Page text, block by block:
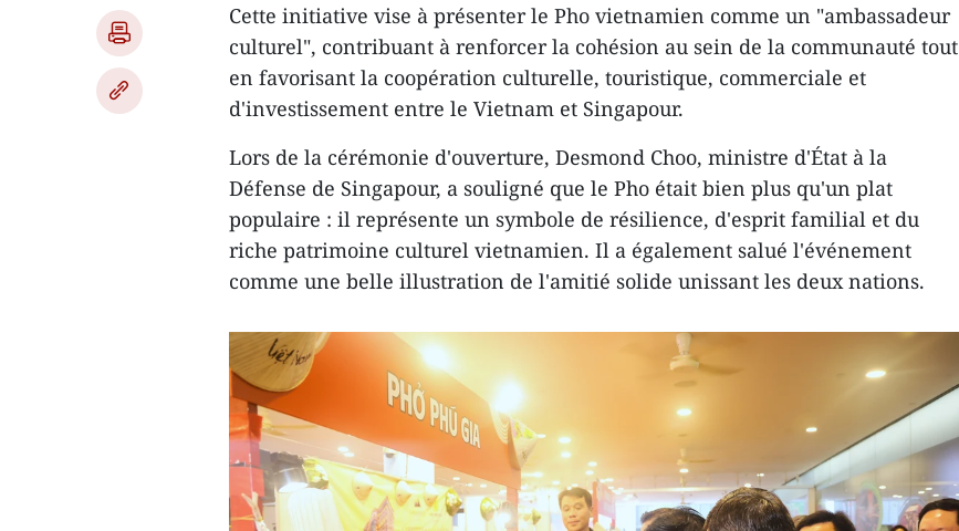
Cette initiative vise à présenter le Pho vietnamien comme un "ambassadeur
culturel", contribuant à renforcer la cohésion au sein de la communauté tout
en favorisant la coopération culturelle, touristique, commerciale et
d'investissement entre le Vietnam et Singapour.
Lors de la cérémonie d'ouverture, Desmond Choo, ministre d'État à la
Défense de Singapour, a souligné que le Pho était bien plus qu'un plat
populaire : il représente un symbole de résilience, d'esprit familial et du
riche patrimoine culturel vietnamien. Il a également salué l'événement
comme une belle illustration de l'amitié solide unissant les deux nations.